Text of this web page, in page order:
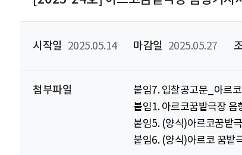
시작일 2025.05.14 마감일 2025.05.27
첨부파일 붙임7. 입찰공고문_아르
붙임1. 아르코꿈밭극장
붙임5. (양식)아르코꿈밭
붙임6. (양식)아르코 꿈밭